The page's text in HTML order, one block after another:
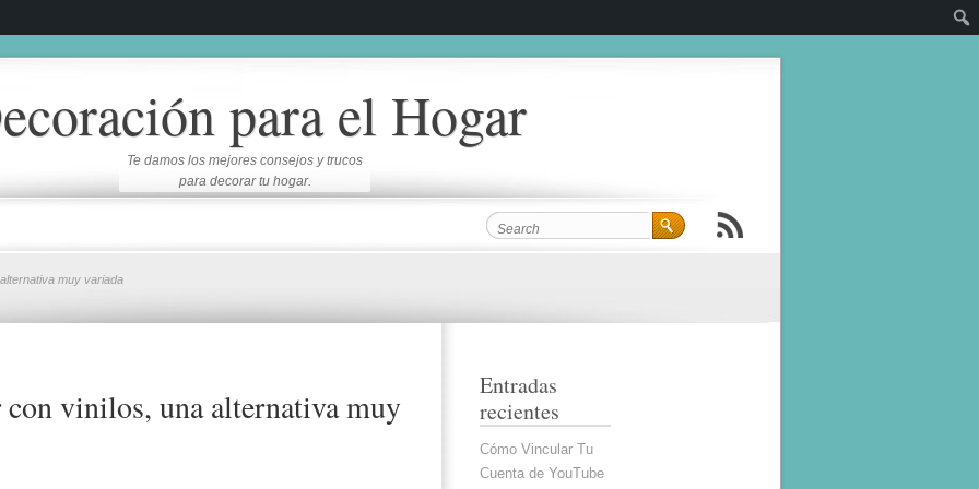
para el Hogar
Te damos los mejores consejos y trucos
para decorar tu hogar.
muy variada
vinilos, una alternativa muy
Entradas
recientes
Cómo Vincular Tu
Cuenta de YouTube